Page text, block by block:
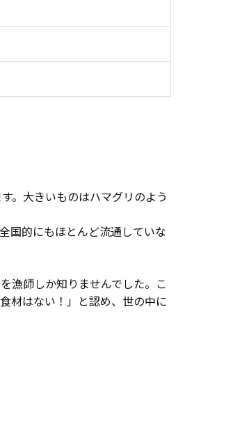
。大きいものはハマグリのよう
国的にもほとんど流通していな
漁師しか知りませんでした。こ
材はない！」と認め、世の中に